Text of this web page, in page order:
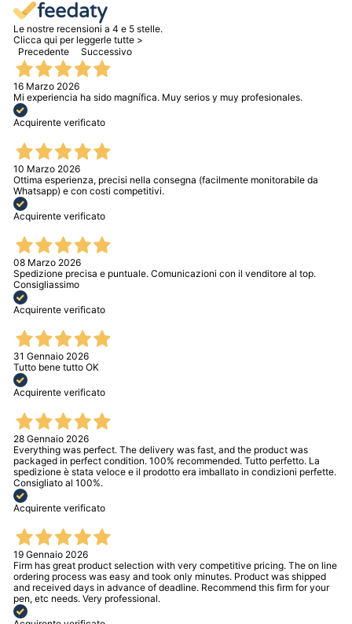
Le nostre recensioni a 4 e 5 stelle.
Clicca qui per leggerle tutte >
Precedente
Successivo
16 Marzo 2026
Mi experiencia ha sido magnífica. Muy serios y muy profesionales.
Acquirente verificato
10 Marzo 2026
Ottima esperienza, precisi nella consegna (facilmente monitorabile da
Whatsapp) e con costi competitivi.
Acquirente verificato
08 Marzo 2026
Spedizione precisa e puntuale. Comunicazioni con il venditore al top.
Consigliassimo
Acquirente verificato
31 Gennaio 2026
Tutto bene tutto OK
Acquirente verificato
28 Gennaio 2026
Everything was perfect. The delivery was fast, and the product was
packaged in perfect condition. 100% recommended. Tutto perfetto. La
spedizione è stata veloce e il prodotto era imballato in condizioni perfette.
Consigliato al 100%.
Acquirente verificato
19 Gennaio 2026
Firm has great product selection with very competitive pricing. The on line
ordering process was easy and took only minutes. Product was shipped
and received days in advance of deadline. Recommend this firm for your
pen, etc needs. Very professional.